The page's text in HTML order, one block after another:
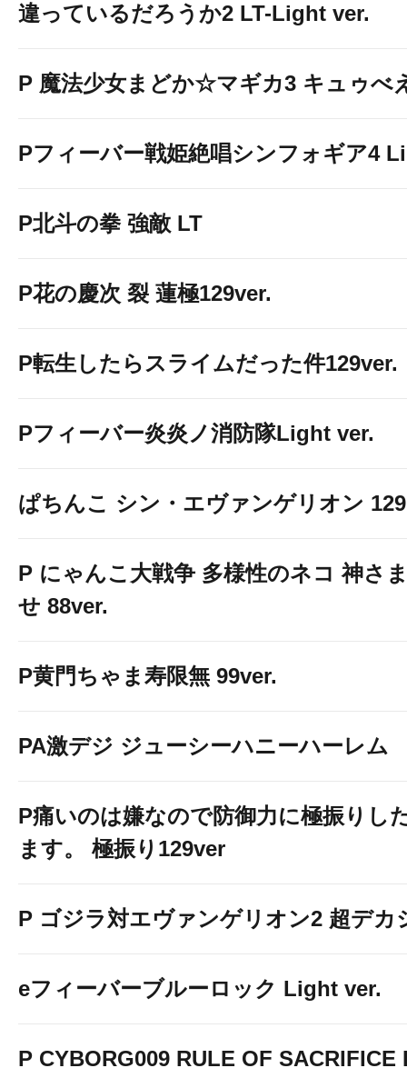
違っているだろうか2 LT-Light ver.
P 魔法少女まどか☆マギカ3 キュゥべ
Pフィーバー戦姫絶唱シンフォギア4
P北斗の拳 強敵 LT
P花の慶次 裂 蓮極129ver.
P転生したらスライムだった件129ver.
Pフィーバー炎炎ノ消防隊Light ver.
ぱちんこ シン・エヴァンゲリオン
P にゃんこ大戦争 多様性のネコ 神さ
せ 88ver.
P黄門ちゃま寿限無 99ver.
PA激デジ ジューシーハニーハーレム
P痛いのは嫌なので防御力に極振りし
ます。 極振り129ver
P ゴジラ対エヴァンゲリオン2 超デカ
eフィーバーブルーロック Light ver.
P CYBORG009 RULE OF SACRIFICE